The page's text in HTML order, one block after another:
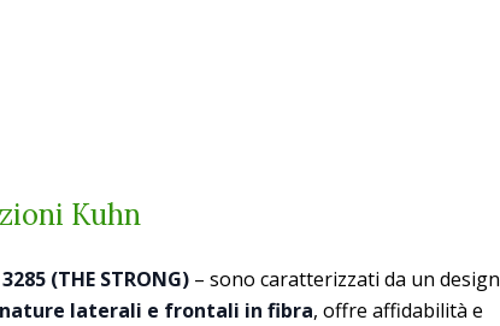
Kuhn
(THE STRONG) – sono caratterizzati da un design
laterali e frontali in fibra, offre affidabilità e